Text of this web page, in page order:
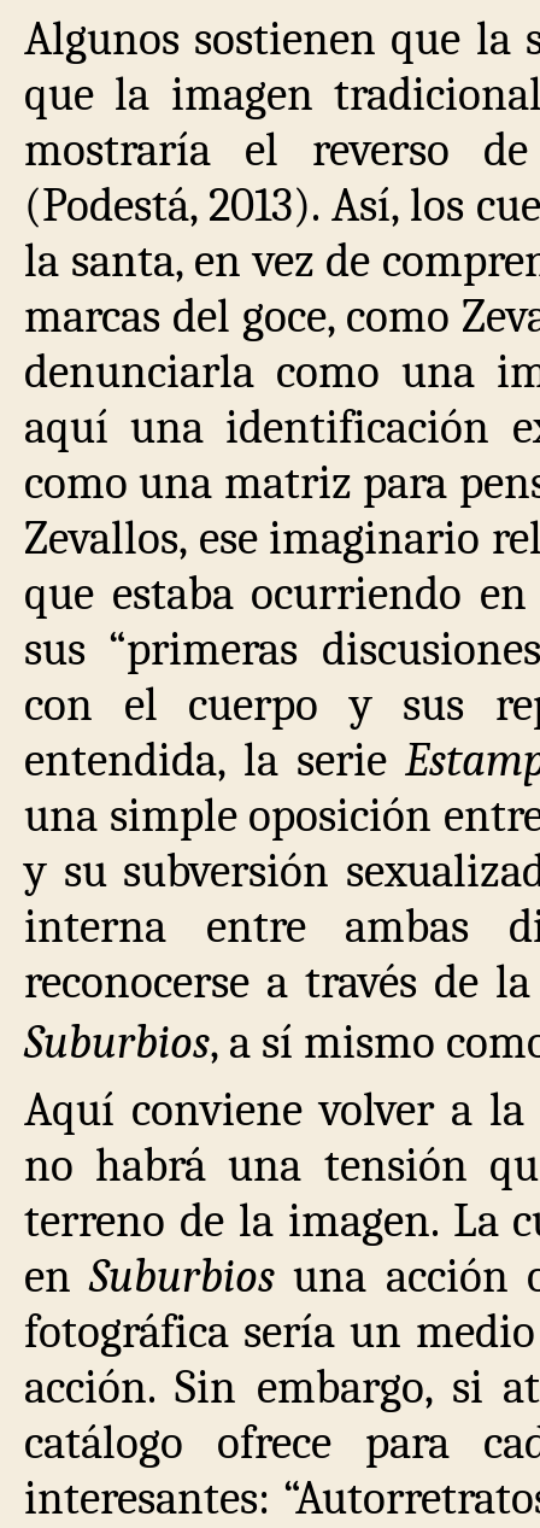
Algunos sostienen que la
que la imagen
mostraría el reverso
(Podestá, 2013). Así, los
la santa, en vez de
marcas del goce, como
denunciarla como una
aquí una identificación
como una matriz para
Zevallos, ese imaginario
que estaba ocurriendo
sus “primeras
con el cuerpo y sus
entendida, la serie
una simple oposición
y su subversión
interna entre ambas
reconocerse a través de
Suburbios, a sí mismo
Aquí conviene volver a
no habrá una tensión
terreno de la imagen. La
enSuburbios una acción
fotográfica sería un
acción. Sin embargo, si
catálogo ofrece para
interesantes: